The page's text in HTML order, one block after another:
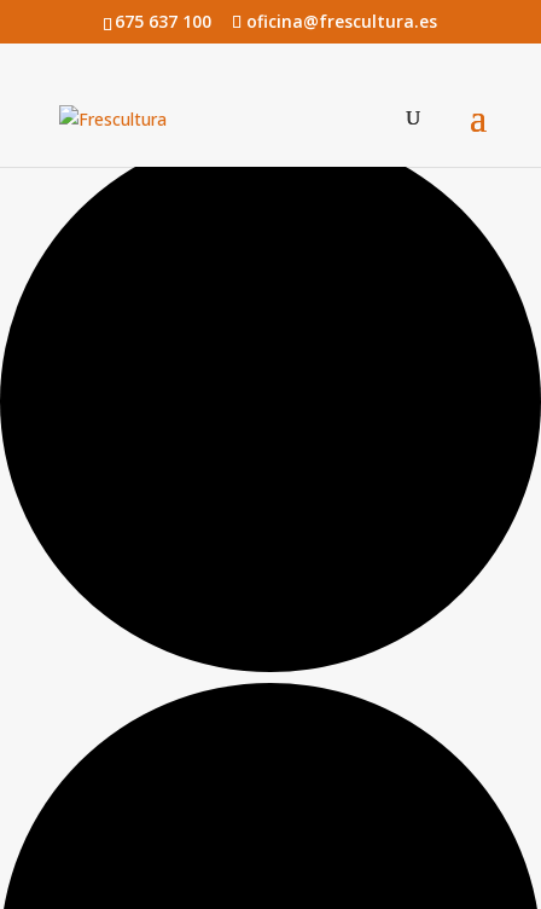
675 637 100 oficina@frescultura.es
0 eventos encontrados.